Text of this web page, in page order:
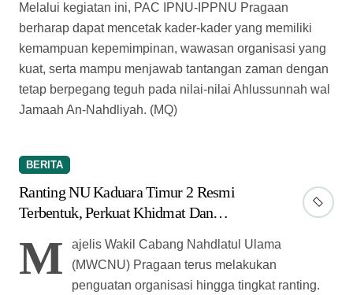
Melalui kegiatan ini, PAC IPNU-IPPNU Pragaan
berharap dapat mencetak kader-kader yang memiliki
kemampuan kepemimpinan, wawasan organisasi yang
kuat, serta mampu menjawab tantangan zaman dengan
tetap berpegang teguh pada nilai-nilai Ahlussunnah wal
Jamaah An-Nahdliyah. (MQ)
BERITA
Ranting NU Kaduara Timur 2 Resmi
Terbentuk, Perkuat Khidmat Dan
M
ajelis Wakil Cabang Nahdlatul Ulama
(MWCNU) Pragaan terus melakukan
penguatan organisasi hingga tingkat ranting.